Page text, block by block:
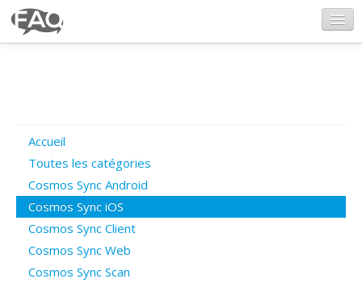
Poser une question
Questions ouvertes
Connexion
Accueil
Toutes les catégories
Cosmos Sync Android
Cosmos Sync iOS
Cosmos Sync Client
Cosmos Sync Web
Cosmos Sync Scan